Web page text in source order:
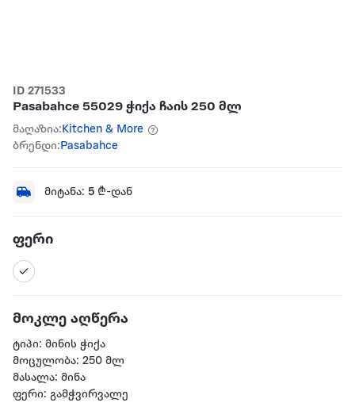
ID 271533
Pasabahce 55029 ჭიქა ჩაის 250 მლ
მაღაზია:Kitchen & More
ბრენდი:Pasabahce
მიტანა: 5 ₾-დან
ფერი
მოკლე აღწერა
ტიპი: მინის ჭიქა
მოცულობა: 250 მლ
მასალა: მინა
ფერი: გამჭვირვალე